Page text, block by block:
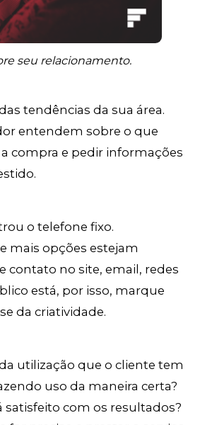
seu relacionamento.
tendências da sua área.
entendem sobre o que
compra e pedir informações
o telefone fixo.
mais opções estejam
contato no site, email, redes
está, por isso, marque
da criatividade.
utilização que o cliente tem
uso da maneira certa?
com os resultados?